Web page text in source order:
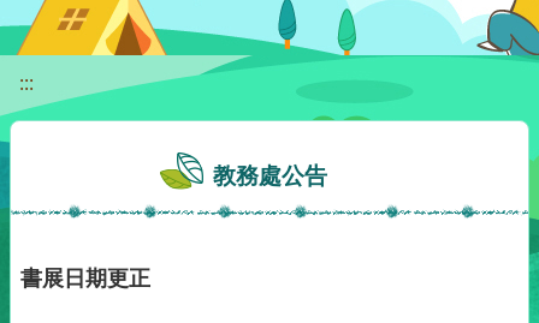
:::
教務處公告
書展日期更正